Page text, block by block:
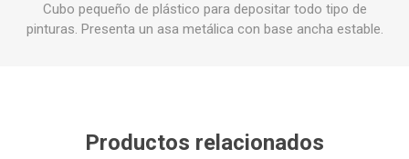
Cubo pequeño de plástico para depositar todo tipo de
pinturas. Presenta un asa metálica con base ancha estable.
Productos relacionados